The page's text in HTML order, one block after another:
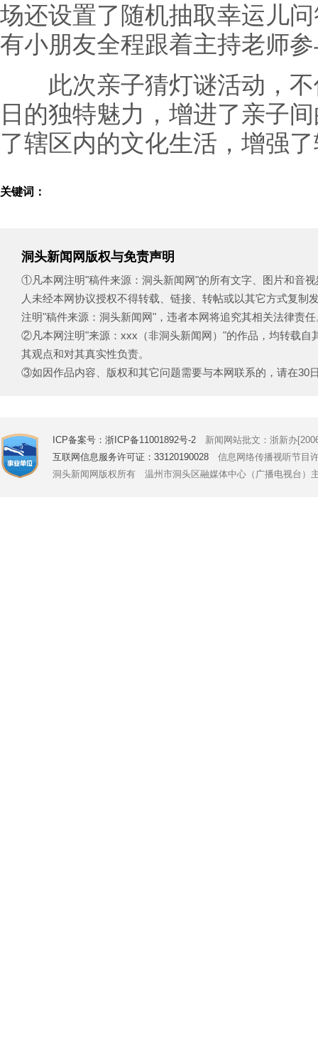
场还设置了随机抽取幸运儿
有小朋友全程跟着主持老师
此次亲子猜灯谜活动，不
日的独特魅力，增进了亲子
了辖区内的文化生活，增强
关键词：
洞头新闻网版权与免责声明
①凡本网注明"稿件来源：洞头新闻网"的所有文字、图片和音
人未经本网协议授权不得转载、链接、转帖或以其它方式复
注明"稿件来源：洞头新闻网"，违者本网将追究其相关法律责任
②凡本网注明"来源：xxx（非洞头新闻网）"的作品，均转载自
其观点和对其真实性负责。
③如因作品内容、版权和其它问题需要与本网联系的，请在30
ICP备案号：浙ICP备11001892号-2 新闻网站批文：浙新办
互联网信息服务许可证：33120190028 信息网络传播视听节目
洞头新闻网版权所有 温州市洞头区融媒体中心（广播电视台）